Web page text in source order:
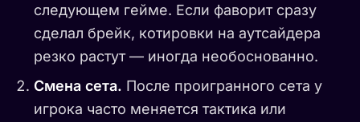
следующем гейме. Если фаворит сразу
сделал брейк, котировки на аутсайдера
резко растут — иногда необоснованно.
Смена сета. После проигранного сета у
игрока часто меняется тактика или